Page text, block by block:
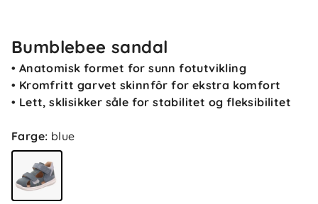
Bumblebee sandal
• Anatomisk formet for sunn fotutvikling
• Kromfritt garvet skinnfôr for ekstra komfort
• Lett, sklisikker såle for stabilitet og fleksibilitet
Farge: blue